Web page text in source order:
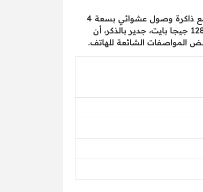
ويتوفر الهاتف بأكثر من نسخة، حيث يأتي a13 بنسخة تحمل ذاكرة تخزين داخلية صلبة بسعة 64 جيجا بايت، مع ذاكرة وصول عشوائي بسعة 4
جيجابايت، كما يأتي الهاتف بنسخة أخرى تحمل نفس ذاكرة الوصول العشوائي، إلا أن مساحة التخزين الداخلية 128 جيجا بايت، جدير بالذكر، أن
المواصفات الشائعة للهاتف.